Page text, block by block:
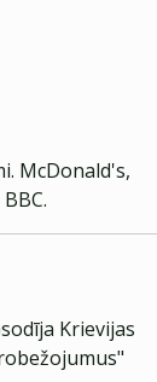
McDonald's,
Krievijas